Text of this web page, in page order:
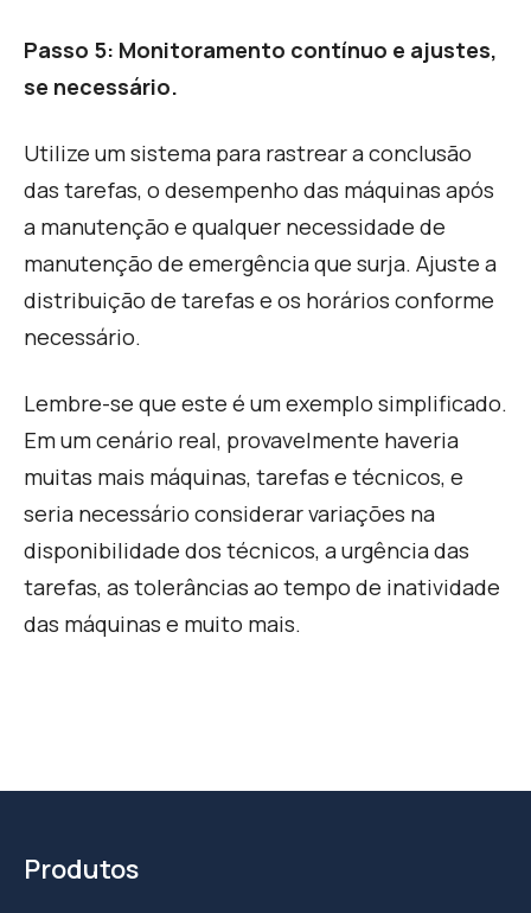
Passo 5: Monitoramento contínuo e ajustes,
se necessário.
Utilize um sistema para rastrear a conclusão
das tarefas, o desempenho das máquinas após
a manutenção e qualquer necessidade de
manutenção de emergência que surja. Ajuste a
distribuição de tarefas e os horários conforme
necessário.
Lembre-se que este é um exemplo simplificado.
Em um cenário real, provavelmente haveria
muitas mais máquinas, tarefas e técnicos, e
seria necessário considerar variações na
disponibilidade dos técnicos, a urgência das
tarefas, as tolerâncias ao tempo de inatividade
das máquinas e muito mais.
Produtos